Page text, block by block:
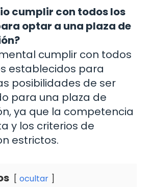
cumplir con todos los
optar a una plaza de
cumplir con todos
establecidos para
posibilidades de ser
para una plaza de
ya que la competencia
y los criterios de
estrictos.
ocultar